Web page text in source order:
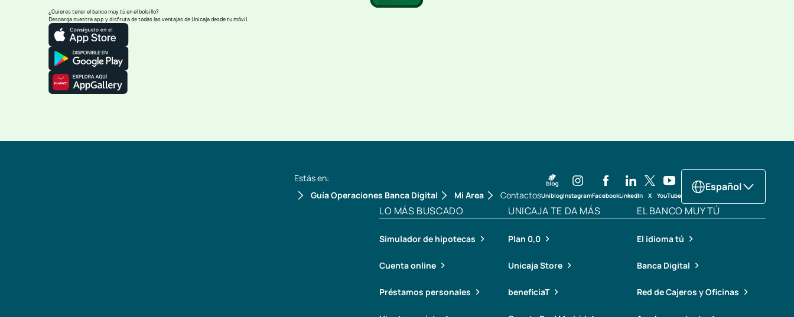
¿Quieres tener el banco muy tú en el bolsillo?
Descarga nuestra app y disfruta de todas las ventajas de Unicaja desde tu móvil.
Estás en:
Guía Operaciones Banca Digital
Mi Area ContactosUniblogInstagramFacebookLinkedIn X YouTube
Español
LO MÁS BUSCADO
Simulador de hipotecas
Cuenta online
Préstamos personales
UNICAJA TE DA MÁS
Plan 0,0
Unicaja Store
beneficiaT
EL BANCO MUY TÚ
El idioma tú
Banca Digital
Red de Cajeros y Oficinas